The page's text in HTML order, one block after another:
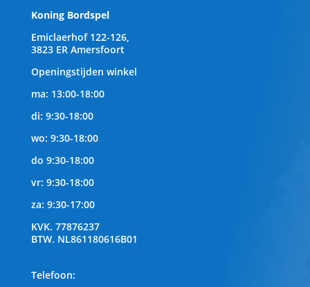
Koning Bordspel
Emiclaerhof 122-126,
3823 ER Amersfoort
Openingstijden winkel
ma: 13:00-18:00
di: 9:30-18:00
wo: 9:30-18:00
do 9:30-18:00
vr: 9:30-18:00
za: 9:30-17:00
KVK. 77876237
BTW. NL861180616B01
Telefoon: